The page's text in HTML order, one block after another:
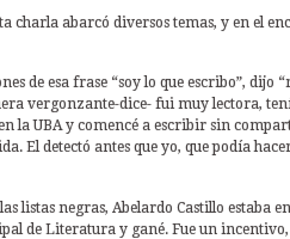
charla abarcó diversos temas, y en el
de esa frase “soy lo que escribo”, dijo
vergonzante-dice- fui muy lectora,
la UBA y comencé a escribir sin
El detectó antes que yo, que podía
listas negras, Abelardo Castillo estaba
de Literatura y gané. Fue un